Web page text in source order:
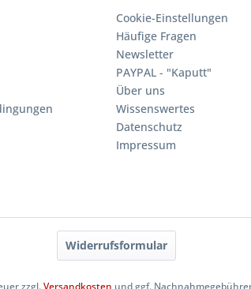
Cookie-Einstellungen
Häufige Fragen
Newsletter
PAYPAL - "Kaputt"
Über uns
Wissenswertes
Datenschutz
Impressum
Widerrufsformular